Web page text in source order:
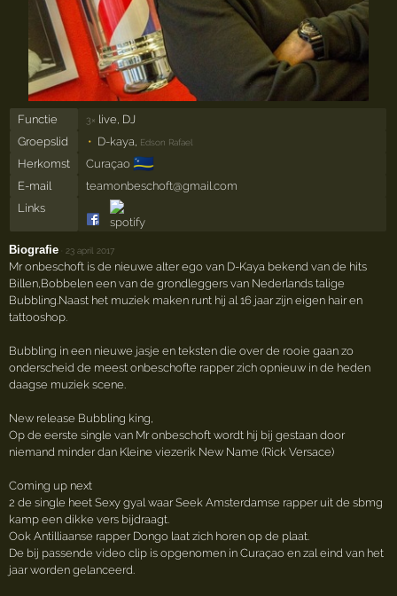
Functie 3× live, DJ
Groepslid
D-kaya Edson Rafael
Herkomst Curaçao 🇨🇼
E-mail
teamonbeschoft@gmail.com
Links
Biografie 23 april 2017
Mr onbeschoft is de nieuwe alter ego van D-Kaya bekend van de hits
Billen,Bobbelen een van de grondleggers van Nederlands talige
Bubbling.Naast het muziek maken runt hij al 16 jaar zijn eigen hair en
tattooshop.
Bubbling in een nieuwe jasje en teksten die over de rooie gaan zo
onderscheid de meest onbeschofte rapper zich opnieuw in de heden
daagse muziek scene.
New release Bubbling king,
Op de eerste single van Mr onbeschoft wordt hij bij gestaan door
niemand minder dan Kleine viezerik New Name (Rick Versace)
Coming up next
2 de single heet Sexy gyal waar Seek Amsterdamse rapper uit de sbmg
kamp een dikke vers bijdraagt.
Ook Antilliaanse rapper Dongo laat zich horen op de plaat.
De bij passende video clip is opgenomen in Curaçao en zal eind van het
jaar worden gelanceerd.